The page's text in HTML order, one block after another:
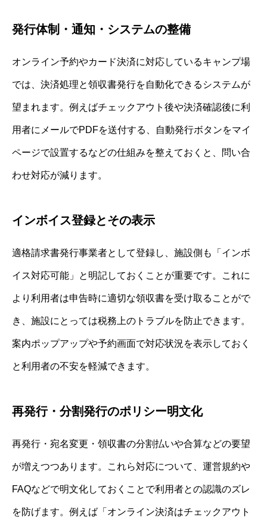
発行体制・通知・システムの整備
オンライン予約やカード決済に対応しているキャンプ場
では、決済処理と領収書発行を自動化できるシステムが
望まれます。例えばチェックアウト後や決済確認後に利
用者にメールでPDFを送付する、自動発行ボタンをマイ
ページで設置するなどの仕組みを整えておくと、問い合
わせ対応が減ります。
インボイス登録とその表示
適格請求書発行事業者として登録し、施設側も「インボ
イス対応可能」と明記しておくことが重要です。これに
より利用者は申告時に適切な領収書を受け取ることがで
き、施設にとっては税務上のトラブルを防止できます。
案内ポップアップや予約画面で対応状況を表示しておく
と利用者の不安を軽減できます。
再発行・分割発行のポリシー明文化
再発行・宛名変更・領収書の分割払いや合算などの要望
が増えつつあります。これら対応について、運営規約や
FAQなどで明文化しておくことで利用者との認識のズレ
を防げます。例えば「オンライン決済はチェックアウト